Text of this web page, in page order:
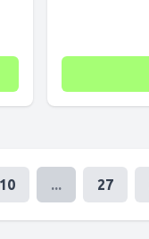
10 ... 27